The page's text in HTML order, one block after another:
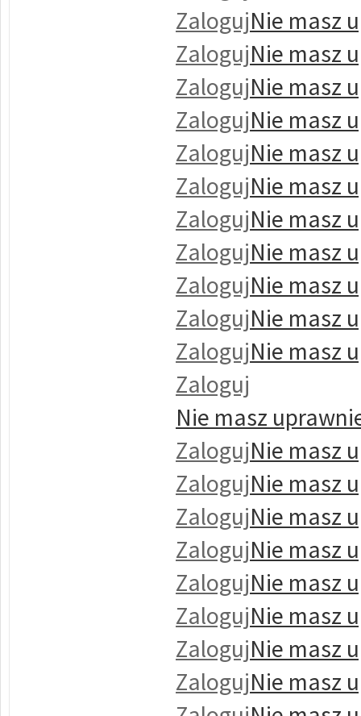
ZalogujNie masz
ZalogujNie masz
ZalogujNie masz
ZalogujNie masz
ZalogujNie masz
ZalogujNie masz
ZalogujNie masz
ZalogujNie masz
ZalogujNie masz
ZalogujNie masz
ZalogujNie masz
Zaloguj
Nie masz
ZalogujNie masz
ZalogujNie masz
ZalogujNie masz
ZalogujNie masz
ZalogujNie masz
ZalogujNie masz
ZalogujNie masz
ZalogujNie masz